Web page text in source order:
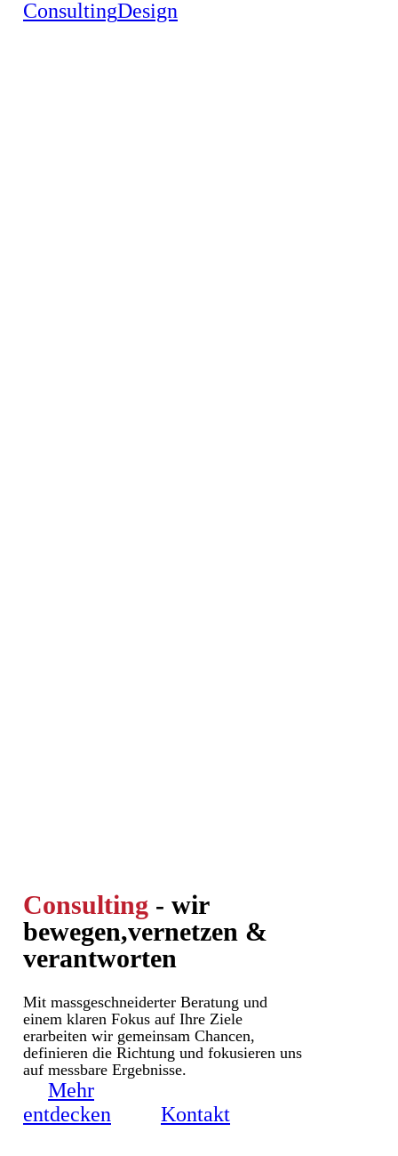
ConsultingDesign
Consulting - wir
bewegen,vernetzen &
verantworten
Mit massgeschneiderter Beratung und
einem klaren Fokus auf Ihre Ziele
erarbeiten wir gemeinsam Chancen,
definieren die Richtung und fokusieren uns
auf messbare Ergebnisse.
Mehr
entdecken
Kontakt